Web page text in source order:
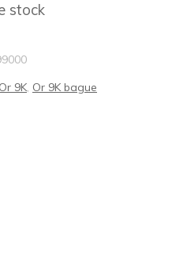
stock
Or 9K, Or 9K bague